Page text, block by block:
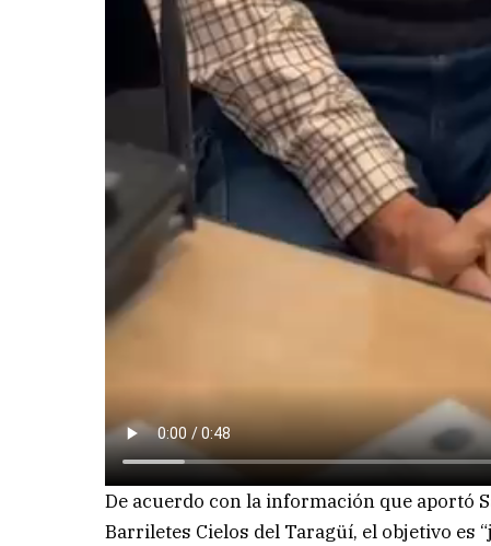
De acuerdo con la información que aportó
Barriletes Cielos del Taragüí, el objetivo